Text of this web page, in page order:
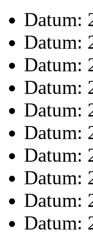
Datum:
Datum:
Datum:
Datum:
Datum:
Datum:
Datum:
Datum:
Datum:
Datum: